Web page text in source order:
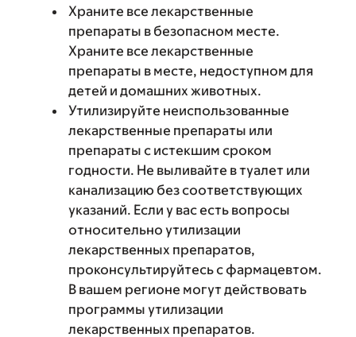
Храните все лекарственные
препараты в безопасном месте.
Храните все лекарственные
препараты в месте, недоступном для
детей и домашних животных.
Утилизируйте неиспользованные
лекарственные препараты или
препараты с истекшим сроком
годности. Не выливайте в туалет или
канализацию без соответствующих
указаний. Если у вас есть вопросы
относительно утилизации
лекарственных препаратов,
проконсультируйтесь с фармацевтом.
В вашем регионе могут действовать
программы утилизации
лекарственных препаратов.